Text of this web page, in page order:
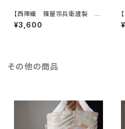
【西陣織 篠屋宗兵衛謹製 若
松模様 ゴールド シルク帯リ
メイク バッグチャーム型スクエ
¥3,600
その他の商品